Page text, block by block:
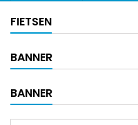
FIETSEN
BANNER
BANNER